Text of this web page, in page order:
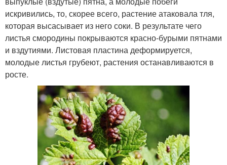
искривились, то, скорее всего, растение атаковала тля,
которая высасывает из него соки. В результате чего
листья смородины покрываются красно-бурыми пятнами
и вздутиями. Листовая пластина деформируется,
молодые листья грубеют, растения останавливаются в
росте.